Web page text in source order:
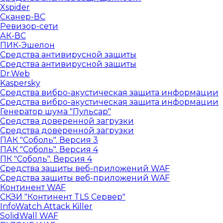
Xspider
Сканер-ВС
Ревизор-сети
АК-ВС
ПИК-Эшелон
Средства антивирусной защиты
Средства антивирусной защиты
Dr.Web
Kaspersky
Средства вибро-акустическая защита информации
Средства вибро-акустическая защита информации
Генератор шума "Пульсар"
Средства доверенной загрузки
Средства доверенной загрузки
ПАК "Соболь". Версия 3
ПАК "Соболь". Версия 4
ПК "Соболь". Версия 4
Средства защиты веб-приложений WAF
Средства защиты веб-приложений WAF
Континент WAF
СКЗИ "Континент TLS Сервер"
InfoWatch Attack Killer
SolidWall WAF